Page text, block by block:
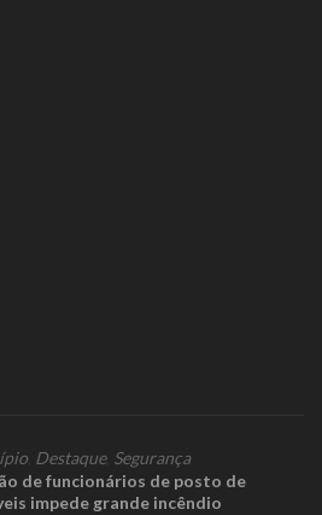
Destaque, Segurança
de funcionários de posto de
impede grande incêndio